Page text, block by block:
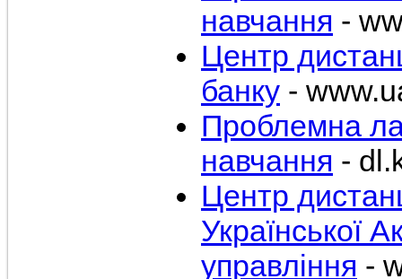
навчання -
Центр
банку -
Проблемна
навчання -
Центр
Української
управління -